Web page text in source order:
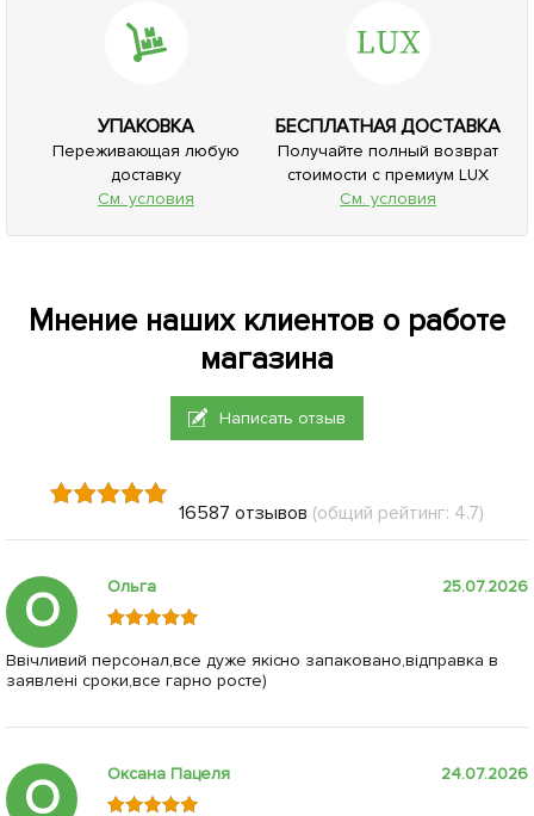
Кукуруза "Брусница" (в
банке) ТМ "Весна" 100г
Сообщить о поступлении
Свекла "Темно красная" (в
банке) ТМ "Весна" 80г
Сообщить о поступлении
грн бонусов за покупку
Кукуруза "Лакомка" (в
Сообщить о поступлении
гигант" (в банке) ТМ
"Весна" 100г
Горох "Фаворит" (в банке)
ТМ "Весна" 100г
95грн
Сообщить о поступлении
+3.8грн бонусов за покупку
Морковь "Перфекция" (в
+7.04грн бонусов за покупку